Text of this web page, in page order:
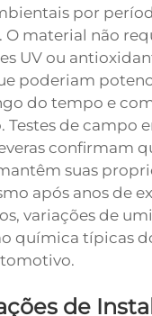
por
O material não
UV ou
poderiam
do tempo e
Testes de campo
confirmam
suas
após anos de
variações de
química típicas
de